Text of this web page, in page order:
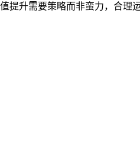
提升需要策略而非蛮力，合理